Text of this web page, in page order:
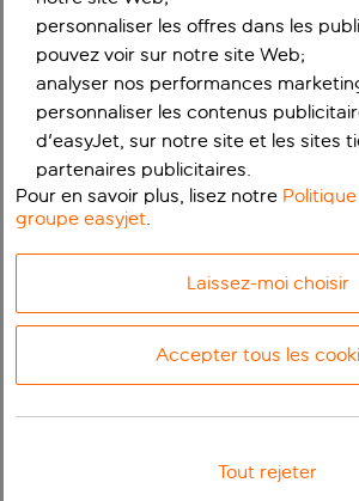
personnaliser les offres dans les
pouvez voir sur notre site Web;
analyser nos performances
personnaliser les contenus
d'easyJet, sur notre site et les sites
partenaires publicitaires.
Pour en savoir plus, lisez notre
groupe easyjet.
Laissez-moi choisir
Accepter tous les
Tout rejeter